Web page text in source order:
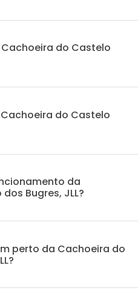
do Castelo
do Castelo
da
Bugres, JLL?
perto da Cachoeira do